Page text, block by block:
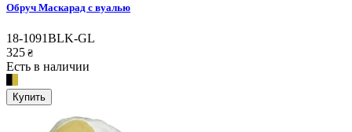
Обруч Маскарад с вуалью
18-1091BLK-GL
325 ₴
Есть в наличии
Купить